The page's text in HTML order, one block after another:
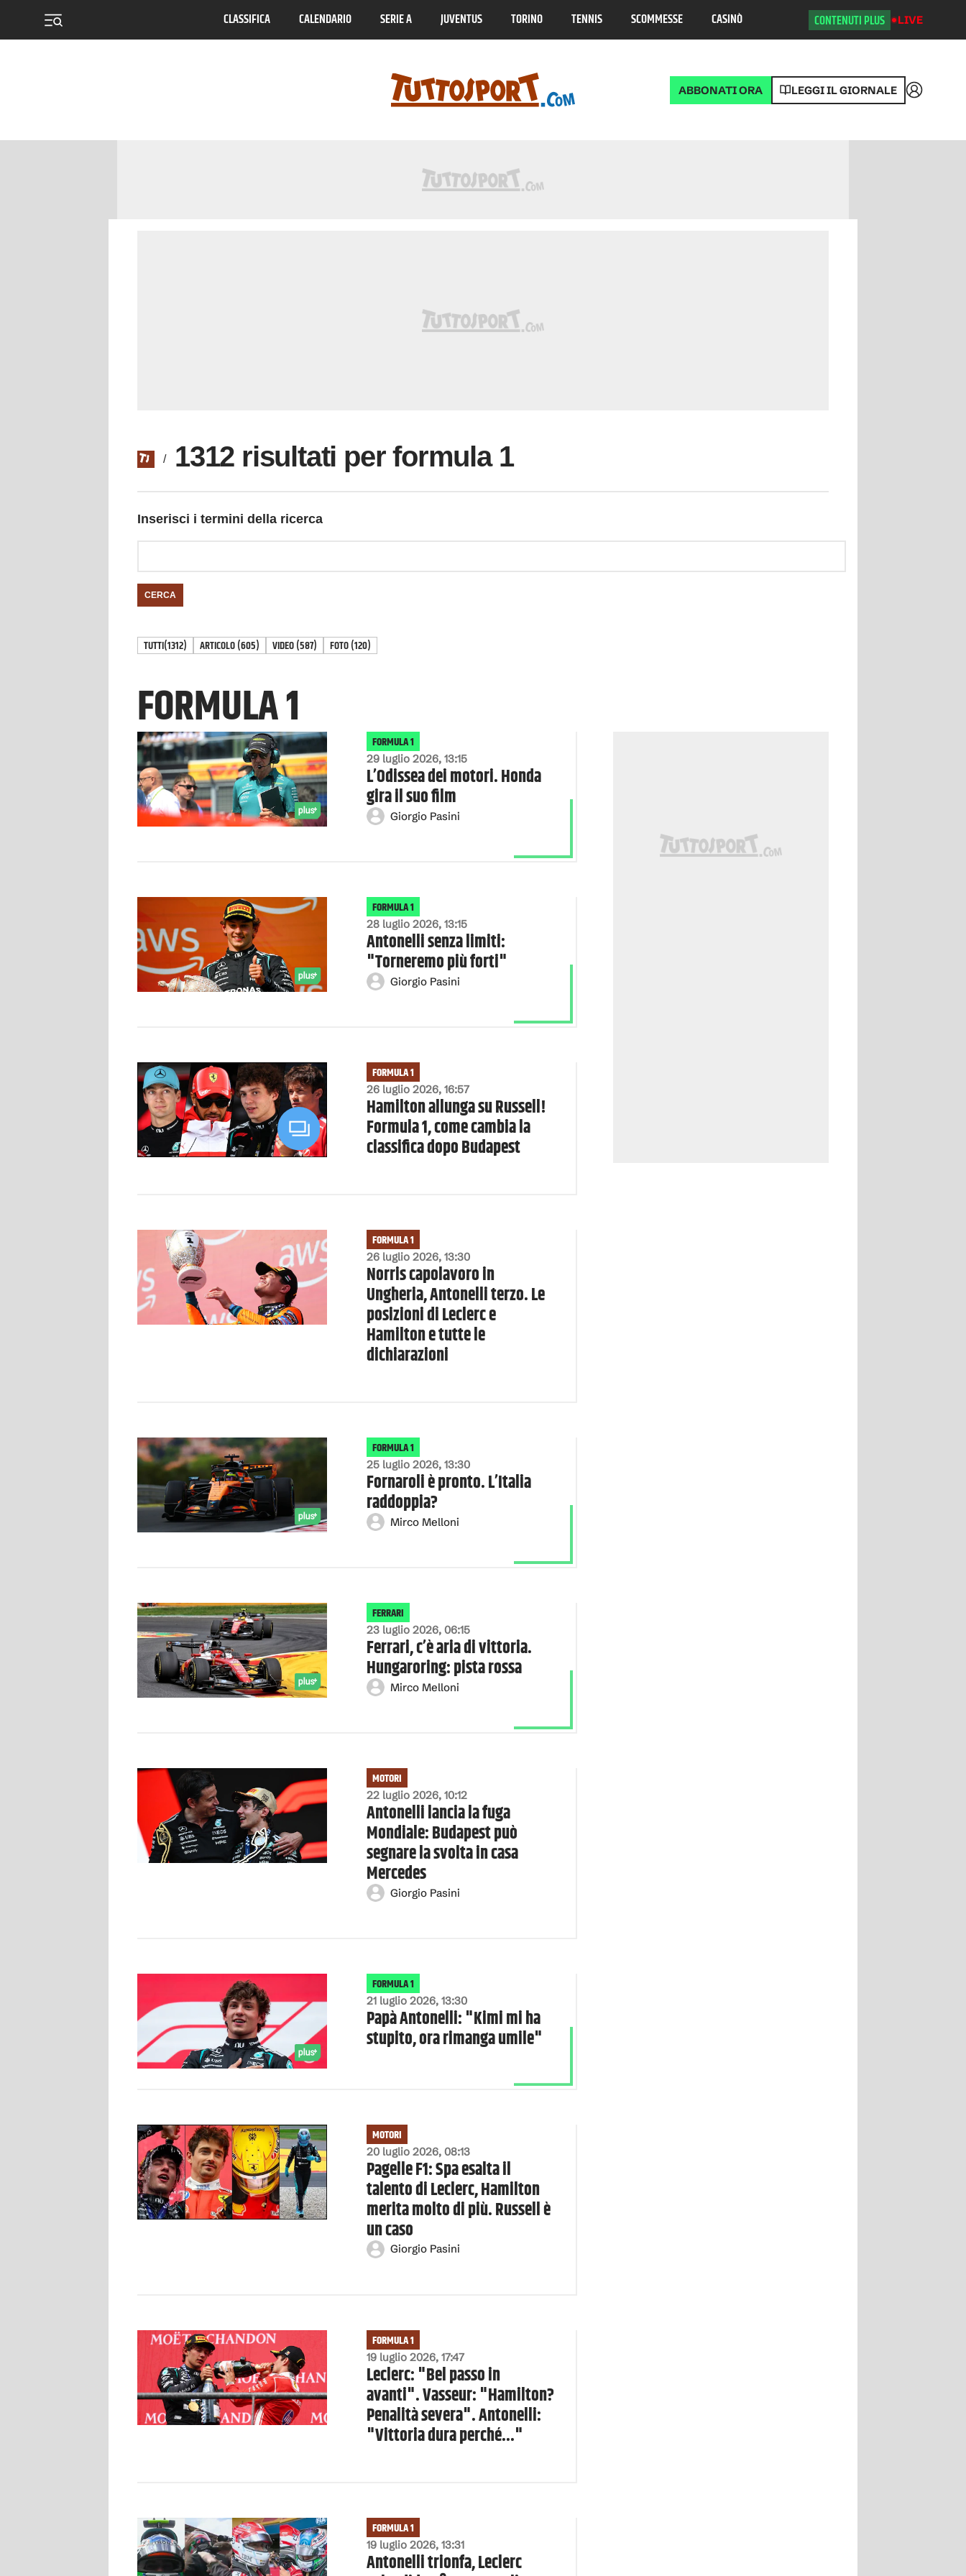
CLASSIFICA CALENDARIO SERIE A JUVENTUS TORINO TENNIS SCOMMESSE CASINÒ CONTENUTI PLUS LIVE
ABBONATI ORA LEGGI IL GIORNALE Accedi
/ 1312 risultati per formula 1
Inserisci i termini della ricerca
CERCA
TUTTI(1312) ARTICOLO(605) VIDEO(587) FOTO(120)
FORMULA 1
29 luglio 2026, 13:15
FORMULA 1
L’Odissea dei motori. Honda
gira il suo film
Giorgio Pasini
28 luglio 2026, 13:15
FORMULA 1
Antonelli senza limiti:
"Torneremo più forti"
Giorgio Pasini
26 luglio 2026, 16:57
FORMULA 1
Hamilton allunga su Russell!
Formula 1, come cambia la
classifica dopo Budapest
26 luglio 2026, 13:30
FORMULA 1
Norris capolavoro in
Ungheria, Antonelli terzo. Le
posizioni di Leclerc e
Hamilton e tutte le
dichiarazioni
25 luglio 2026, 13:30
FORMULA 1
Fornaroli è pronto. L’Italia
raddoppia?
Mirco Melloni
23 luglio 2026, 06:15
FERRARI
Ferrari, c’è aria di vittoria.
Hungaroring: pista rossa
Mirco Melloni
22 luglio 2026, 10:12
MOTORI
Antonelli lancia la fuga
Mondiale: Budapest può
segnare la svolta in casa
Mercedes
Giorgio Pasini
21 luglio 2026, 13:30
FORMULA 1
Papà Antonelli: "Kimi mi ha
stupito, ora rimanga umile"
20 luglio 2026, 08:13
MOTORI
Pagelle F1: Spa esalta il
talento di Leclerc, Hamilton
merita molto di più. Russell è
un caso
Giorgio Pasini
19 luglio 2026, 17:47
FORMULA 1
Leclerc: "Bel passo in
avanti". Vasseur: "Hamilton?
Penalità severa". Antonelli:
"Vittoria dura perché..."
19 luglio 2026, 13:31
FORMULA 1
Antonelli trionfa, Leclerc